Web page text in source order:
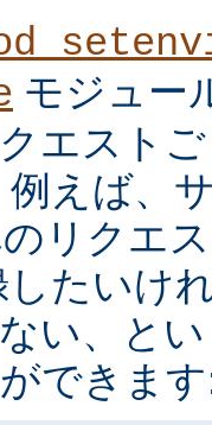
モジュー
エスト
えば、
リクエ
たいけ
い、と
できま